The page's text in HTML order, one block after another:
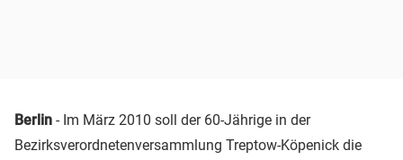
Berlin - Im März 2010 soll der 60-Jährige in der
Bezirksverordnetenversammlung Treptow-Köpenick die